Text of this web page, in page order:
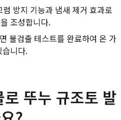
럼 방지 기능과 냄새 제거 효과로
조성합니다.
불검출 테스트를 완료하여 온 가
습니다.
뚜누 규조토 발